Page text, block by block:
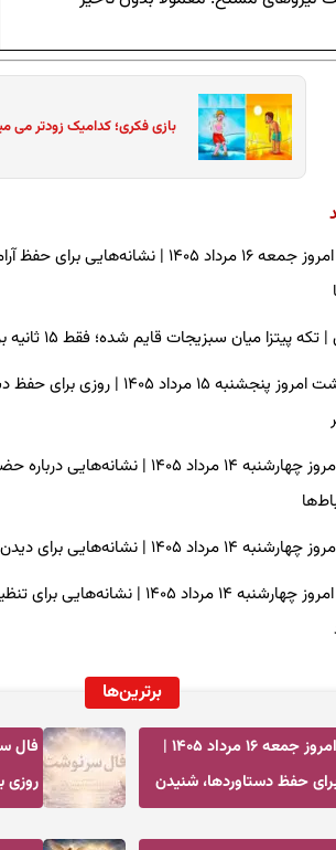
بازی فکری؛ کدامیک زودتر می
فال شمع امروز جمعه ۱۶ مرداد ۱۴۰۵ |
میان سبزیجات قایم شده؛ فقط ۱۵ ثانیه برای پیداکردنش وقت دارید
فال سرنوشت امروز پنجشنبه ۱۵
فال اسم امروز چهارشنبه ۱۴ مرداد
برای دیدن جزئیات و انتخاب راه‌های کم‌دردسر
فال شمع امروز چهارشنبه ۱۴ مرداد
برترین‌ها
فال تاروت امروز جمعه ۱۶ مرداد ۱۴۰۵ |
حفظ دستاوردها، شنیدن
روزی